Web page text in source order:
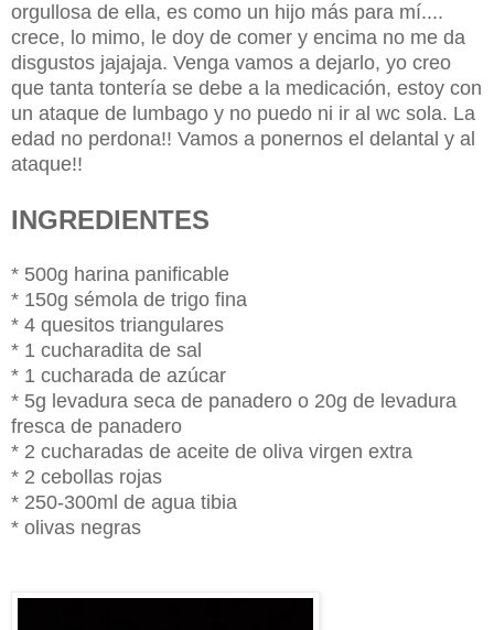
orgullosa de ella, es como un hijo más para mí....
crece, lo mimo, le doy de comer y encima no me da
disgustos jajajaja. Venga vamos a dejarlo, yo creo
que tanta tontería se debe a la medicación, estoy con
un ataque de lumbago y no puedo ni ir al wc sola. La
edad no perdona!! Vamos a ponernos el delantal y al
ataque!!
INGREDIENTES
* 500g harina panificable
* 150g sémola de trigo fina
* 4 quesitos triangulares
* 1 cucharadita de sal
* 1 cucharada de azúcar
* 5g levadura seca de panadero o 20g de levadura
fresca de panadero
* 2 cucharadas de aceite de oliva virgen extra
* 2 cebollas rojas
* 250-300ml de agua tibia
* olivas negras